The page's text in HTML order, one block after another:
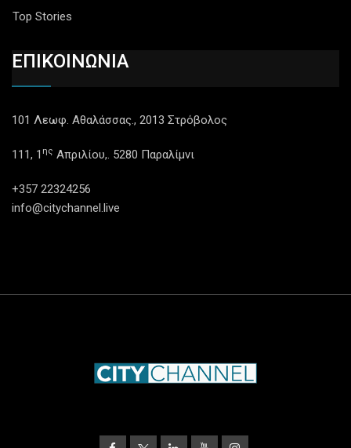
Top Stories
ΕΠΙΚΟΙΝΩΝΙΑ
101 Λεωφ. Αθαλάσσας., 2013 Στρόβολος
111, 1 ης Απριλίου,. 5280 Παραλίμνι
+357 22324256
info@citychannel.live